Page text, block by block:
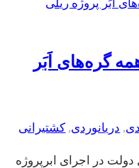
گره‌های اَبَر
, دریانوردی, کشتیرانی
دولت در اجرای ابرپروژه